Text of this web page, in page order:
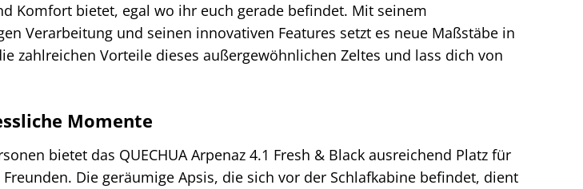
Komfort bietet, egal wo ihr euch gerade befindet. Mit seinem
Verarbeitung und seinen innovativen Features setzt es neue Maßstäbe in
zahlreichen Vorteile dieses außergewöhnlichen Zeltes und lass dich von
Momente
bietet das QUECHUA Arpenaz 4.1 Fresh & Black ausreichend Platz für
Die geräumige Apsis, die sich vor der Schlafkabine befindet, dient